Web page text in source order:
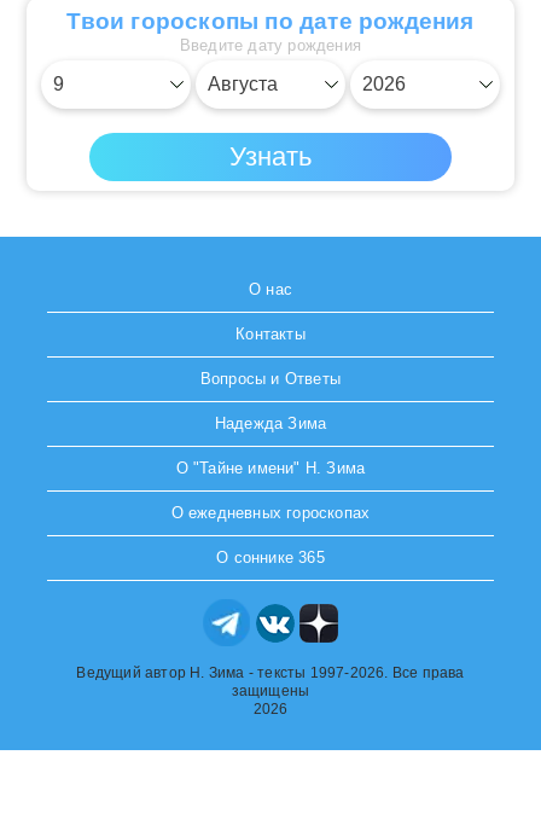
Твои гороскопы по дате рождения
Введите дату рождения
О нас
Контакты
Вопросы и Ответы
Надежда Зима
О "Тайне имени" Н. Зима
О ежедневных гороскопах
О соннике 365
Ведущий автор Н. Зима - тексты 1997-2026. Все права
защищены
2026